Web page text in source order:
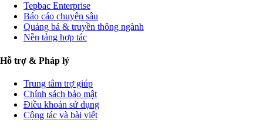
Tepbac Enterprise
Báo cáo chuyên sâu
Quảng bá & truyền thông ngành
Nền tảng hợp tác
Hỗ trợ & Pháp lý
Trung tâm trợ giúp
Chính sách bảo mật
Điều khoản sử dụng
Cộng tác và bài viết